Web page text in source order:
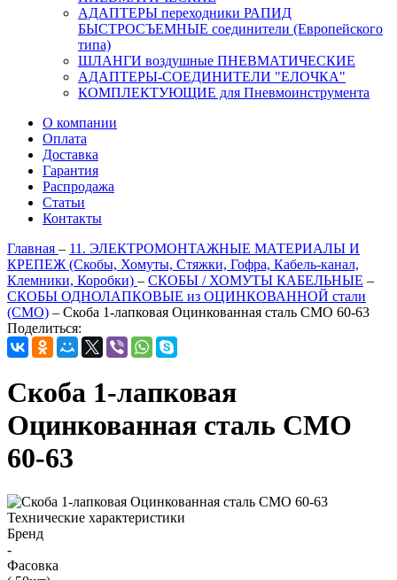
АДАПТЕРЫ переходники РАПИД
БЫСТРОСЪЕМНЫЕ соединители (Европейского
типа)
ШЛАНГИ воздушные ПНЕВМАТИЧЕСКИЕ
АДАПТЕРЫ-СОЕДИНИТЕЛИ "ЕЛОЧКА"
КОМПЛЕКТУЮЩИЕ для Пневмоинструмента
О компании
Оплата
Доставка
Гарантия
Распродажа
Статьи
Контакты
Главная – 11. ЭЛЕКТРОМОНТАЖНЫЕ МАТЕРИАЛЫ И
КРЕПЕЖ (Скобы, Хомуты, Стяжки, Гофра, Кабель-канал,
Клемники, Коробки) – СКОБЫ / ХОМУТЫ КАБЕЛЬНЫЕ –
СКОБЫ ОДНОЛАПКОВЫЕ из ОЦИНКОВАННОЙ стали
(СМО) – Скоба 1-лапковая Оцинкованная сталь СМО 60-63
Поделиться:
Скоба 1-лапковая
Оцинкованная сталь СМО
60-63
Технические характеристики
Бренд
-
Фасовка